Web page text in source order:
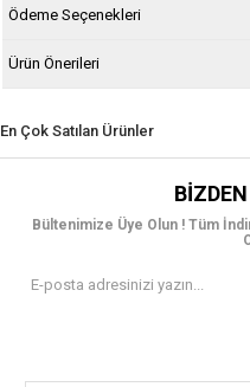
Ödeme Seçenekleri
Ürün Önerileri
En Çok Satılan Ürünler
Bültenimize Üye Olun ! Tüm